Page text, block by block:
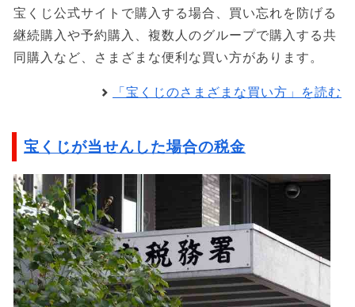
宝くじ公式サイトで購入する場合、買い忘れを防げる
継続購入や予約購入、複数人のグループで購入する共
同購入など、さまざまな便利な買い方があります。
「宝くじのさまざまな買い方」を読む
宝くじが当せんした場合の税金